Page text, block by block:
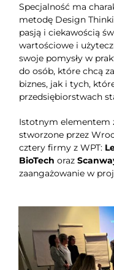
Specjalność ma
metodę Design
pasją i ciekawością
wartościowe i
swoje pomysły w
do osób, które chcą
biznes, jak i tych,
przedsiębiorstwach
Istotnym elementem
stworzone przez
cztery firmy z WPT:
BioTech oraz
zaangażowanie w